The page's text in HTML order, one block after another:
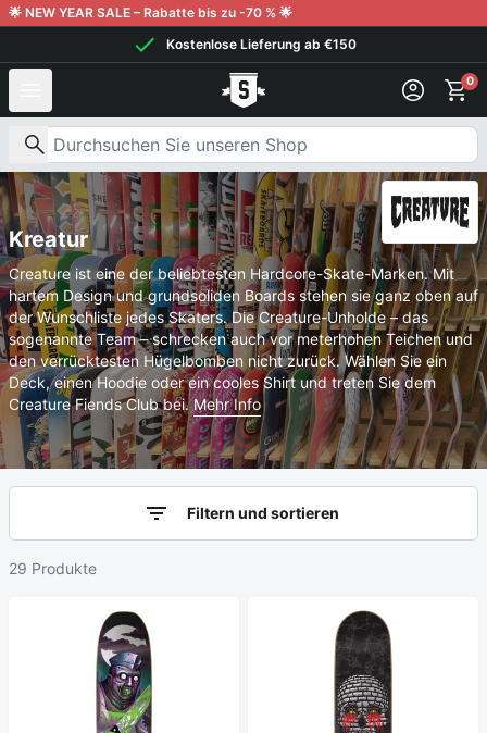
Weiter zum Inhalt
🌟 NEW YEAR SALE – Rabatte bis zu -70 % 🌟
Kostenlose Lieferung ab €150
0
Nach Produkten suchen
Kreatur
Creature ist eine der beliebtesten Hardcore-Skate-Marken. Mit
hartem Design und grundsoliden Boards stehen sie ganz oben auf
der Wunschliste jedes Skaters. Die Creature-Unholde – das
sogenannte Team – schrecken auch vor meterhohen Teichen und
den verrücktesten Hügelbomben nicht zurück. Wählen Sie ein
Deck, einen Hoodie oder ein cooles Shirt und treten Sie dem
Creature Fiends Club bei.Mehr Info
Filtern und sortieren
29 Produkte